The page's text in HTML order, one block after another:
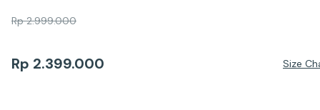
Rp2.999.000
Rp 2.399.000 Size